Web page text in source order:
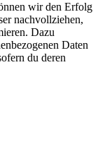
wir den Erfolg
nachvollziehen,
Dazu
Daten
du deren